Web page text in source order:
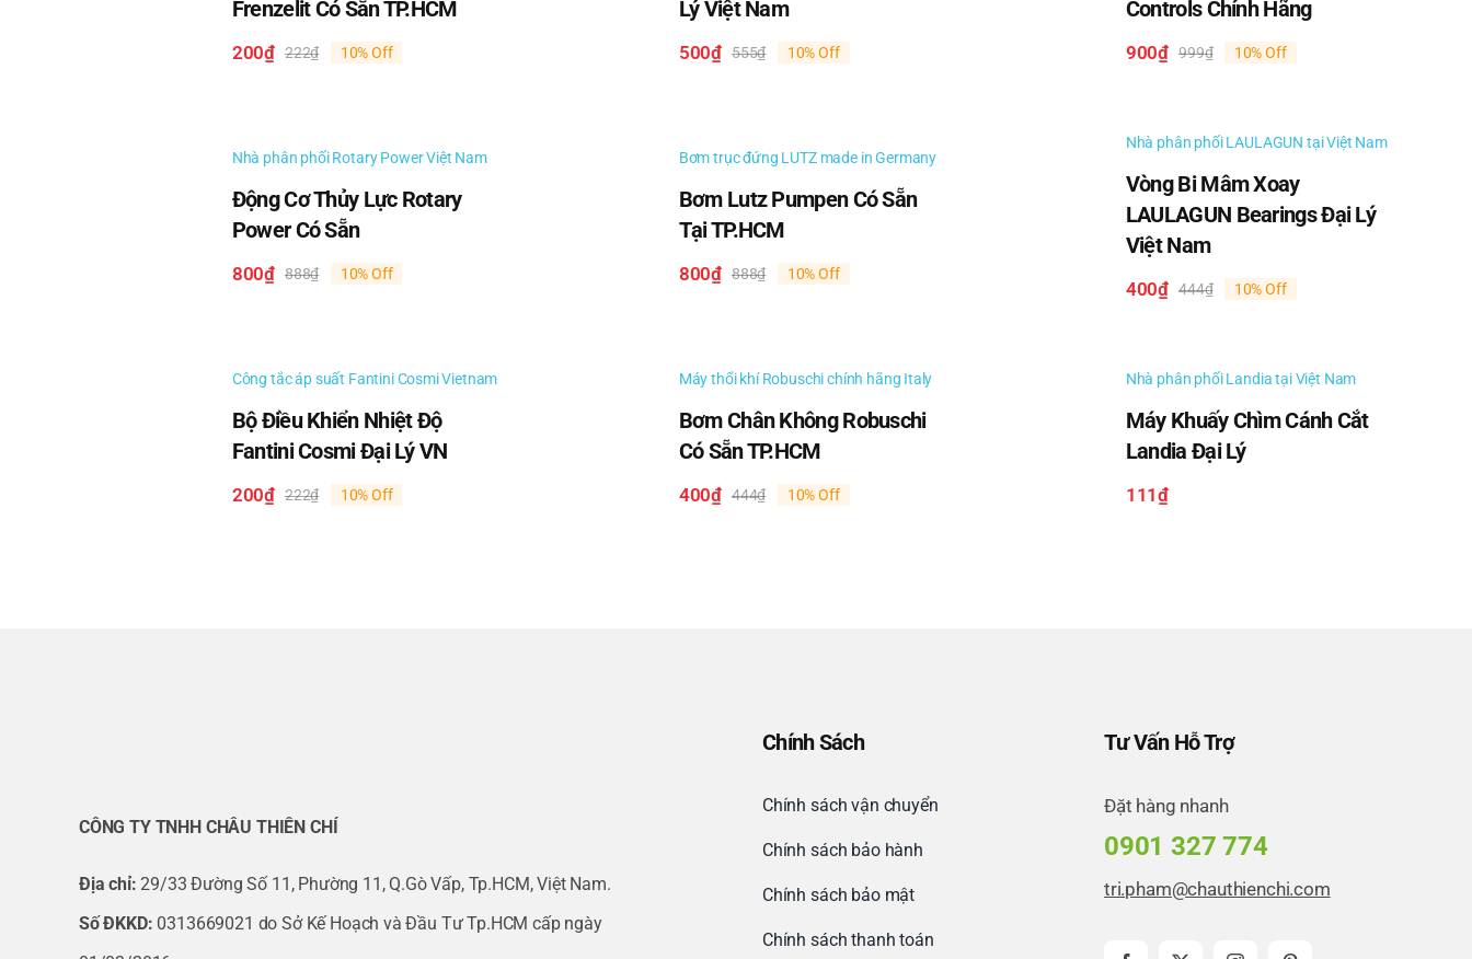
Motor Century FDL1054
Motor Century B384
Motor Century DBL6501V1
Motor Century GF2054
Motor Century EL2022
Motor Century C047A
Motor Century C426V2
Motor Century C523V1
Motor Century H615V2
Motor Century DL1056
Frenzelit Có Sẵn TP.HCM
222₫Giá
200₫
Giá
200₫.
10% Off
Lý Việt Nam
555₫Giá
500₫
Giá
500₫.
10% Off
Controls Chính Hãng
999₫Giá
900₫
Giá
900₫.
10% Off
Nhà phân phối Rotary Power Việt Nam
Động Cơ Thủy Lực Rotary
Power Có Sẵn
888₫Giá
800₫
Giá
800₫.
10% Off
Bơm trục đứng LUTZ made in Germany
Bơm Lutz Pumpen Có Sẵn
Tại TP.HCM
888₫Giá
800₫
Giá
800₫.
10% Off
Nhà phân phối LAULAGUN tại Việt Nam
Vòng Bi Mâm Xoay
LAULAGUN Bearings Đại Lý
Việt Nam
444₫Giá
400₫
Giá
400₫.
10% Off
Công tắc áp suất Fantini Cosmi Vietnam
Bộ Điều Khiển Nhiệt Độ
Fantini Cosmi Đại Lý VN
222₫Giá
200₫
Giá 10% Off
Máy thổi khí Robuschi chính hãng Italy
Bơm Chân Không Robuschi
Có Sẵn TP.HCM
444₫Giá
400₫
Giá 10% Off
Nhà phân phối Landia tại Việt Nam
Máy Khuấy Chìm Cánh Cắt
Landia Đại Lý
111₫
CÔNG TY TNHH CHÂU THIÊN CHÍ
Địa chỉ: 29/33 Đường Số 11, Phường 11, Q.Gò Vấp, Tp.HCM, Việt Nam.
Số ĐKKD: 0313669021 do Sở Kế Hoạch và Đầu Tư Tp.HCM cấp ngày
Chính Sách
Chính sách vận chuyển
Chính sách bảo hành
Chính sách bảo mật
Chính sách thanh toán
Tư Vấn Hỗ Trợ
Đặt hàng nhanh
0901 327 774
tri.pham@chauthienchi.com